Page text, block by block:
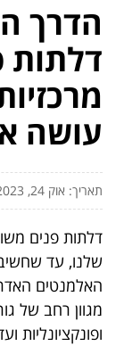
הדרך
דלתות
עושה
תאריך: אוק 24, 2023
דלתות פנים
שלנו, עד
האלמנטים
מגוון רחב של
ופונקציונליות